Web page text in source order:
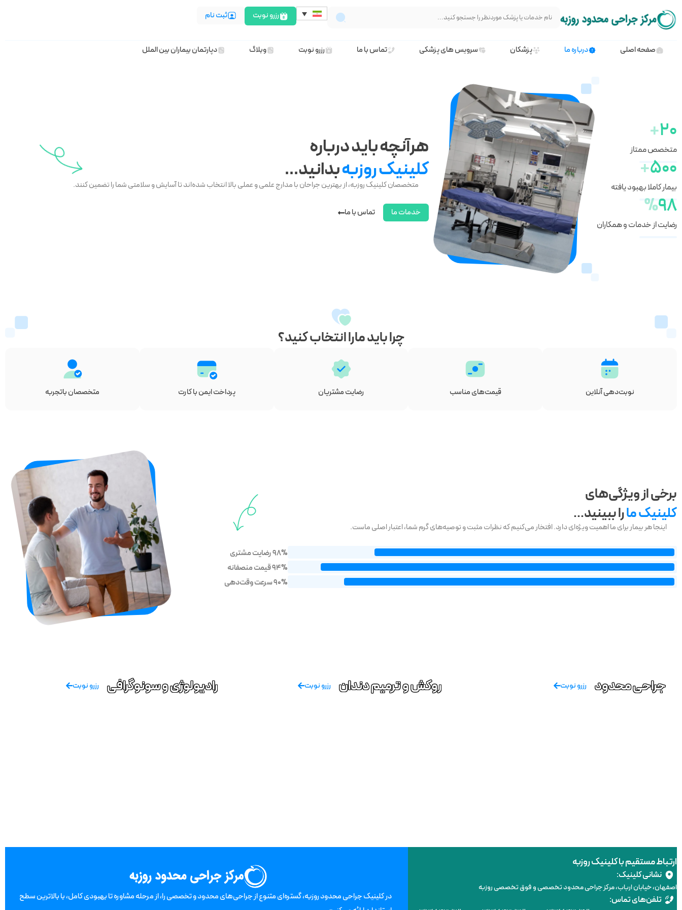
رزرو نوبت ثبت نام
صفحه اصلی درباره ما پزشکان سرویس های پزشکی تماس با ما رزرو نوبت وبلاگ دپارتمان بیماران بین الملل
متخصص ممتاز
20
+
بیمار کاملا بهبود یافته
500
+
رضایت از خدمات و همکاران
98
%
هرآنچه باید درباره
کلینیک روزبهبدانید...
متخصصان کلینیک روزبه، از بهترین جراحان با مدارج علمی و عملی بالا انتخاب شده‌اند تا آسایش و سلامتی شما را تضمین کنند.
خدمات ما تماس با ما
چرا باید مارا انتخاب کنید؟
نوبت‌دهی آنلاین قیمت‌های مناسب رضایت مشتریان پرداخت ایمن با کارت متخصصان باتجربه
برخی از ویژگی‌های
کلینیک مارا ببینید...
اینجا هر بیمار برای ما اهمیت ویژه‌ای دارد. افتخار می‌کنیم که نظرات مثبت و توصیه‌های گرم شما، اعتبار اصلی ماست.
98% رضایت مشتری
94% قیمت منصفانه
90% سرعت وقت‌دهی
جراحی محدود رزرو نوبت روکش و ترمیم دندان رزرو نوبت رادیولوژی و سونوگرافی رزرو نوبت
ارتباط مستقیم با کلینیک روزبه
نشانی کلینیک:
اصفهان، خیابان ارباب، مرکز جراحی محدود تخصصی و فوق تخصصی روزبه
تلفن‌های تماس:
در کلینیک جراحی محدود روزبه، گستره‌ای متنوع از جراحی‌های محدود و تخصصی را، از مرحله مشاوره تا بهبودی کامل، با بالاترین سطح